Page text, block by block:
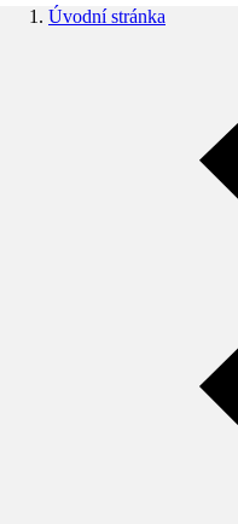
Úvodní stránka